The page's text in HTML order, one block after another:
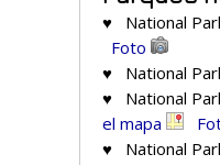
♥ National
Foto
♥ National
♥ National
el mapa
♥ National